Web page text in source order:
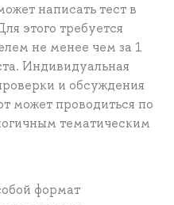
написать тест в
этого требуется
не менее чем за 1
Индивидуальная
и обсуждения
может проводиться по
тематическим
формат